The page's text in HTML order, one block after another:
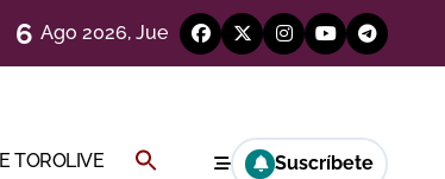
Real (Vídeo)
ruedo
6 Ago 2026, Jue
TOROLIVE Buscar: Suscríbete